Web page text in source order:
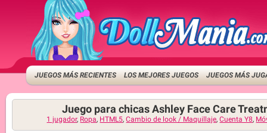
JUEGOS MÁS RECIENTES LOS MEJORES JUEGOS JUEGOS MÁS
Juego para chicas Ashley Face Care
1 jugador, Ropa, HTML5,Cambio de look / Maquillaje,Cuenta Y8,